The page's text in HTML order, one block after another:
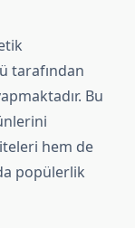
tarafından
Bu
hem de
popülerlik